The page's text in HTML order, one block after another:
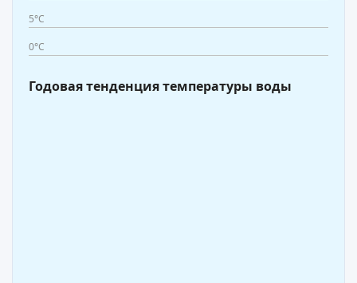
5°C
0°C
Годовая тенденция температуры воды